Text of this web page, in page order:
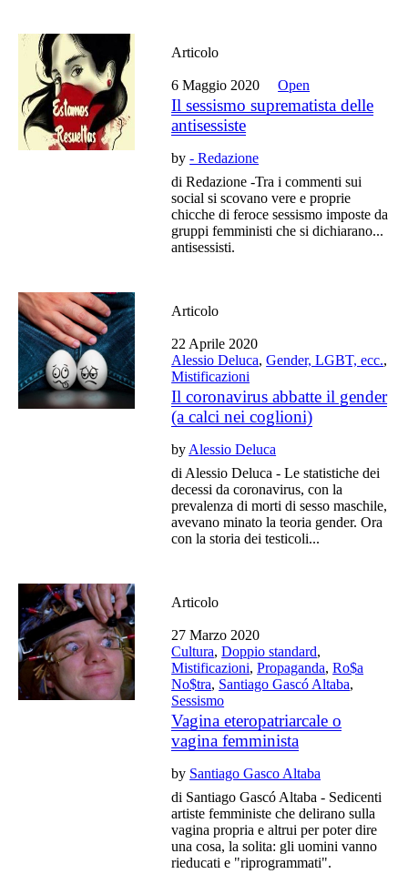
Articolo
6 Maggio 2020 Open
Il sessismo suprematista delle
antisessiste
by- Redazione
di Redazione -Tra i commenti sui
social si scovano vere e proprie
chicche di feroce sessismo imposte da
gruppi femministi che si dichiarano...
antisessisti.
Articolo
22 Aprile 2020
Alessio Deluca,Gender, LGBT, ecc.,
Mistificazioni
Il coronavirus abbatte il gender
(a calci nei coglioni)
by Alessio Deluca
di Alessio Deluca - Le statistiche dei
decessi da coronavirus, con la
prevalenza di morti di sesso maschile,
avevano minato la teoria gender. Ora
con la storia dei testicoli...
Articolo
27 Marzo 2020
Cultura,Doppio standard,
Mistificazioni,Propaganda,Ro$a
No$tra, Santiago Gascó Altaba,
Sessismo
Vagina eteropatriarcale o
vagina femminista
by Santiago Gasco Altaba
di Santiago Gascó Altaba - Sedicenti
artiste femministe che delirano sulla
vagina propria e altrui per poter dire
una cosa, la solita: gli uomini vanno
rieducati e "riprogrammati".